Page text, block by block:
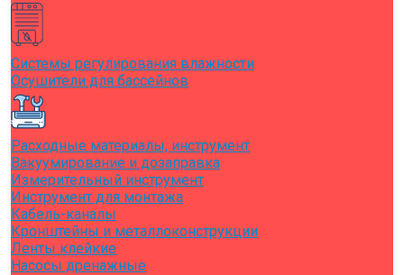
Системы регулирования влажности
Осушители для бассейнов
Расходные материалы, инструмент
Вакуумирование и дозаправка
Измерительный инструмент
Инструмент для монтажа
Кабель-каналы
Кронштейны и металлоконструкции
Ленты клейкие
Насосы дренажные